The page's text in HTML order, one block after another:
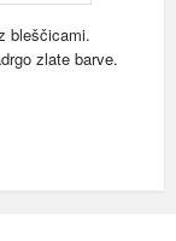
bleščicami.
zlate barve.